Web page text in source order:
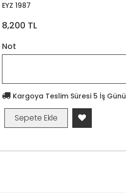
EYZ 1987
8,200 TL
Not
Kargoya Teslim Süresi 5 İş Günü